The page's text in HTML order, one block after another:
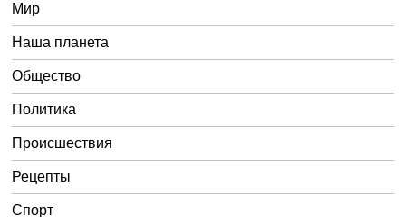
Мир
Наша планета
Общество
Политика
Происшествия
Рецепты
Спорт